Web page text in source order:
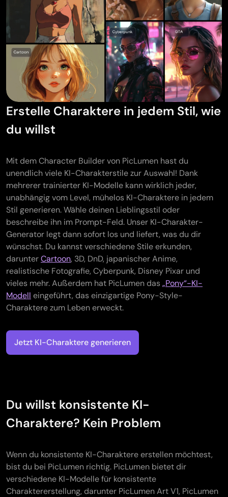
Erstelle Charaktere in jedem Stil, wie
du willst
Mit dem Character Builder von PicLumen hast du
unendlich viele KI-Charakterstile zur Auswahl! Dank
mehrerer trainierter KI-Modelle kann wirklich jeder,
unabhängig vom Level, mühelos KI-Charaktere in jedem
Stil generieren. Wähle deinen Lieblingsstil oder
beschreibe ihn im Prompt-Feld. Unser KI-Charakter-
Generator legt dann sofort los und liefert, was du dir
wünschst. Du kannst verschiedene Stile erkunden,
darunterCartoon, 3D, DnD, japanischer Anime,
realistische Fotografie, Cyberpunk, Disney Pixar und
vieles mehr. Außerdem hat PicLumen das„Pony“-KI-
Modell eingeführt, das einzigartige Pony-Style-
Charaktere zum Leben erweckt.
Jetzt KI-Charaktere generieren
Du willst konsistente KI-
Charaktere? Kein Problem
Wenn du konsistente KI-Charaktere erstellen möchtest,
bist du bei PicLumen richtig. PicLumen bietet dir
verschiedene KI-Modelle für konsistente
Charaktererstellung, darunter PicLumen Art V1, PicLumen